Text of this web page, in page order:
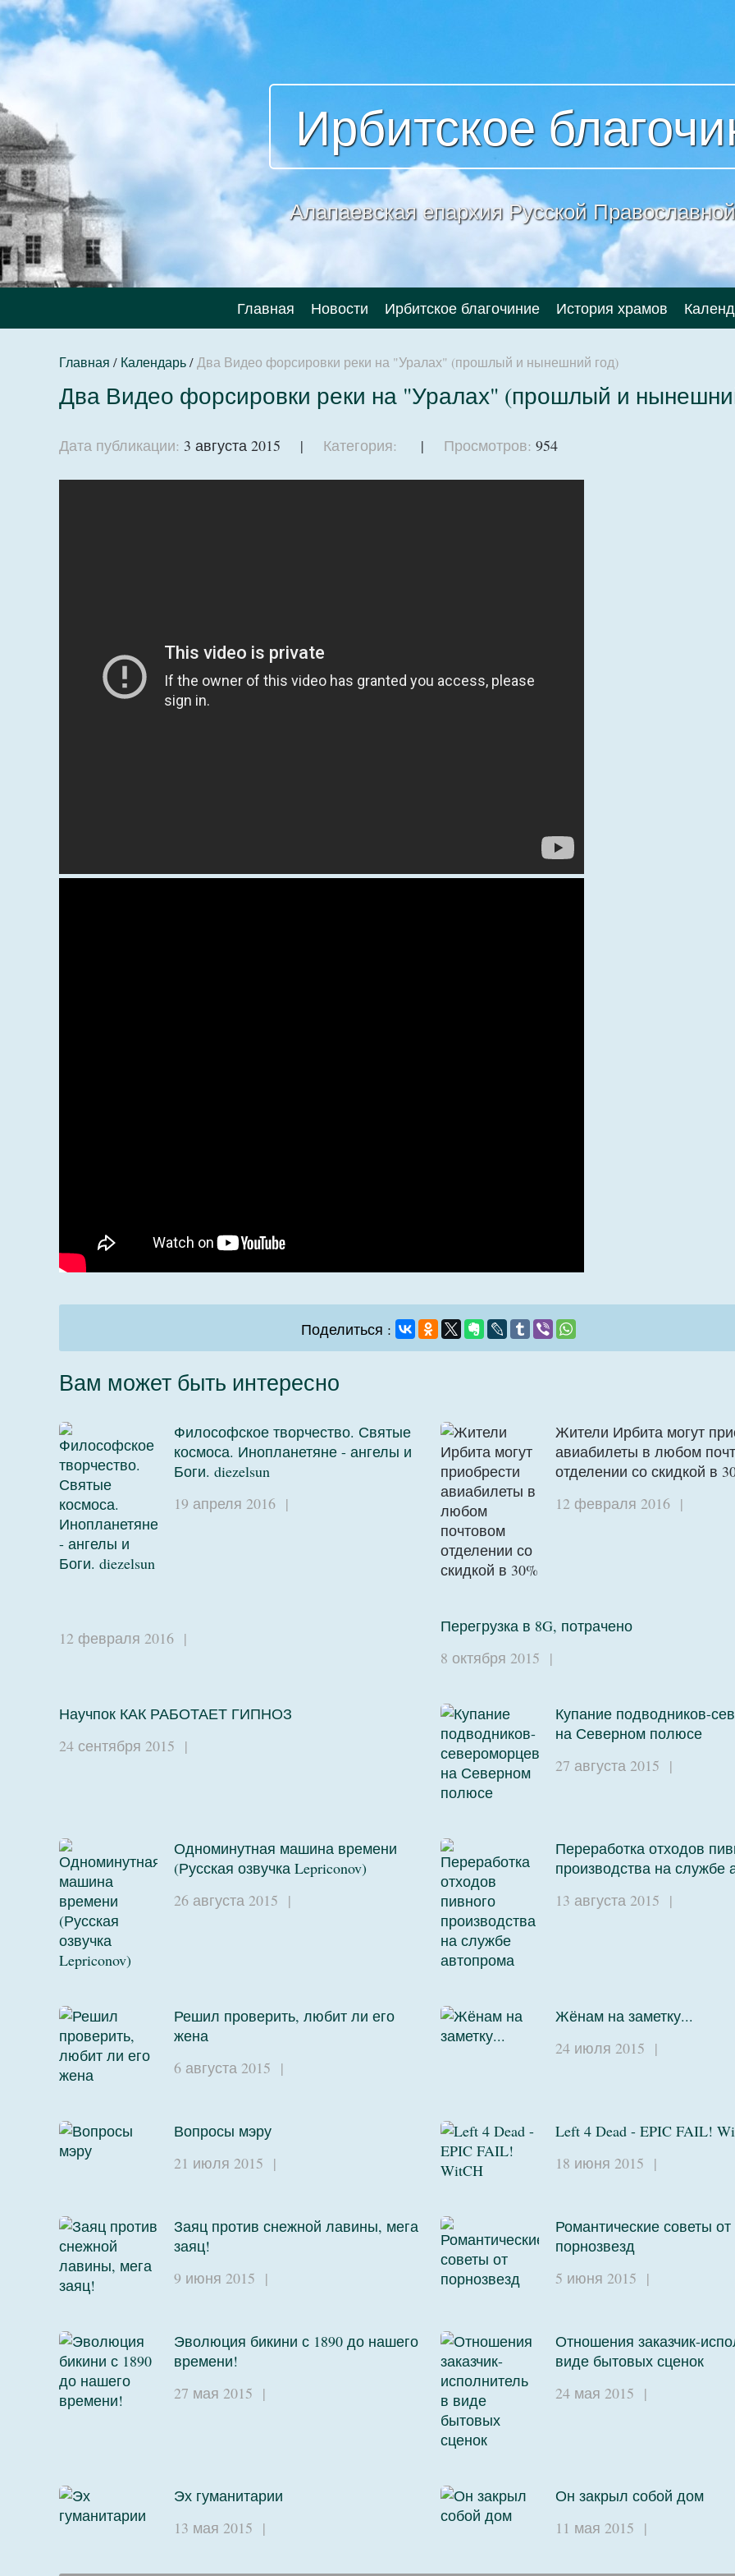
Ирбитское
Алапаевская епархия Русской
Главная Новости Ирбитское благочиние История храмов
Главная / Календарь/Два Видео форсировки реки на "Уралах" (прошлый и нынешний год)
Два Видео форсировки реки на "Уралах" (прошлый и
Дата публикации: 3 августа 2015 | Категория: | Просмотров: 954
Поделиться :
Вам может быть интересно
Философское творчество. Святые
космоса. Инопланетяне - ангелы и
Боги. diezelsun
19 апреля 2016 |
Жители Ирбита могут
авиабилеты в любом
отделении со скидкой в
12 февраля 2016 |
12 февраля 2016 |
Перегрузка в 8G, потрачено
8 октября 2015 |
Научпок КАК РАБОТАЕТ ГИПНОЗ
24 сентября 2015 |
Купание подводников-
на Северном полюсе
27 августа 2015 |
Одноминутная машина времени
(Русская озвучка Lepriconov)
26 августа 2015 |
Переработка отходов
производства на службе
13 августа 2015 |
Решил проверить, любит ли его
жена
6 августа 2015 |
Жёнам на заметку...
24 июля 2015 |
Вопросы мэру
21 июля 2015 |
Left 4 Dead - EPIC FAIL!
18 июня 2015 |
Заяц против снежной лавины, мега
заяц!
9 июня 2015 |
Романтические советы от
порнозвезд
5 июня 2015 |
Эволюция бикини с 1890 до нашего
времени!
27 мая 2015 |
Отношения заказчик-
виде бытовых сценок
24 мая 2015 |
Эх гуманитарии
13 мая 2015 |
Он закрыл собой дом
11 мая 2015 |